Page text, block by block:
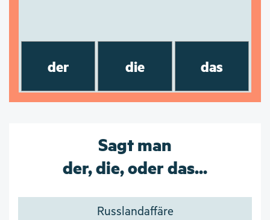
der die das
Sagt man
der, die, oder das...
Russlandaffäre